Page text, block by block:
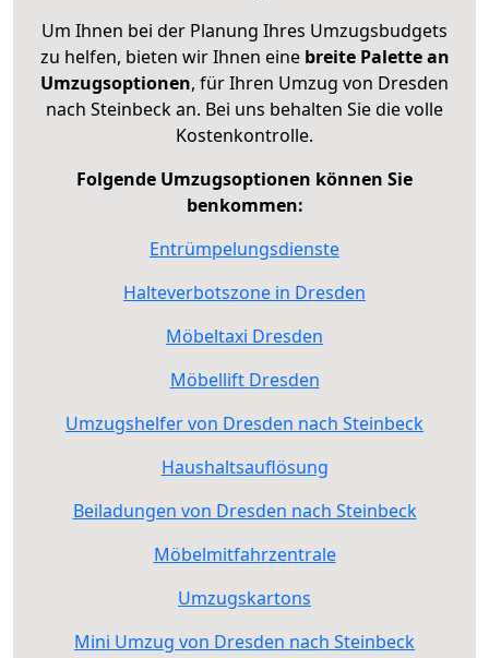
Um Ihnen bei der Planung Ihres Umzugsbudgets
zu helfen, bieten wir Ihnen eine breite Palette an
Umzugsoptionen, für Ihren Umzug von Dresden
nach Steinbeck an. Bei uns behalten Sie die volle
Kostenkontrolle.
Folgende Umzugsoptionen können Sie
benkommen:
Entrümpelungsdienste
Halteverbotszone in Dresden
Möbeltaxi Dresden
Möbellift Dresden
Umzugshelfer von Dresden nach Steinbeck
Haushaltsauflösung
Beiladungen von Dresden nach Steinbeck
Möbelmitfahrzentrale
Umzugskartons
Mini Umzug von Dresden nach Steinbeck